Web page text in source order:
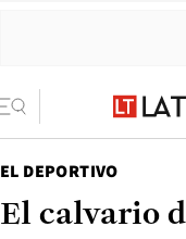
EL DEPORTIVO
El calvario